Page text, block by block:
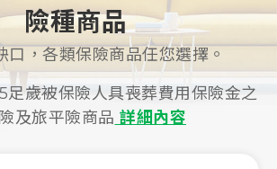
險種商品
口，各類保險商品任您選擇。
足歲被保險人具喪葬費用保險金之
及旅平險商品 詳細內容